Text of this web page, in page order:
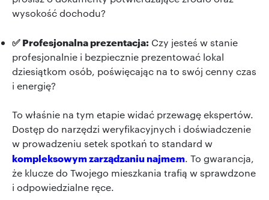
wysokość dochodu?
✅ Profesjonalna prezentacja: Czy jesteś w stanie
profesjonalnie i bezpiecznie prezentować lokal
dziesiątkom osób, poświęcając na to swój cenny czas
i energię?
To właśnie na tym etapie widać przewagę ekspertów.
Dostęp do narzędzi weryfikacyjnych i doświadczenie
w prowadzeniu setek spotkań to standard w
kompleksowym zarządzaniu najmem. To gwarancja,
że klucze do Twojego mieszkania trafią w sprawdzone
i odpowiedzialne ręce.